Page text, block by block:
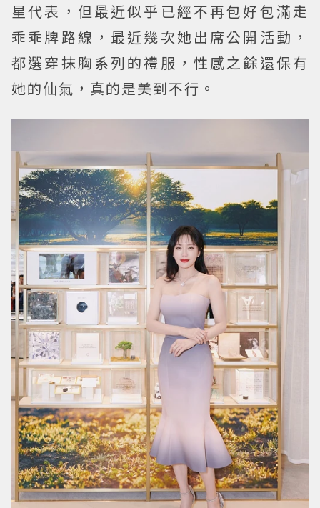
星代表，但最近似乎已經不再包好包滿走
乖乖牌路線，最近幾次她出席公開活動，
都選穿抹胸系列的禮服，性感之餘還保有
她的仙氣，真的是美到不行。